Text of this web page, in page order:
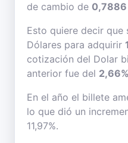
de cambio de 0,7886
Esto quiere decir que
Dólares para adquirir 1
cotización del Dolar
anterior fue del 2,66%
En el año el billete
lo que dió un
11,97%.